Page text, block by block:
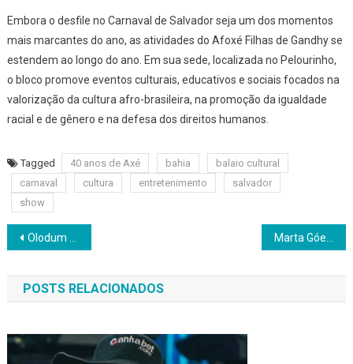
Embora o desfile no Carnaval de Salvador seja um dos momentos
mais marcantes do ano, as atividades do Afoxé Filhas de Gandhy se
estendem ao longo do ano. Em sua sede, localizada no Pelourinho,
o bloco promove eventos culturais, educativos e sociais focados na
valorização da cultura afro-brasileira, na promoção da igualdade
racial e de gênero e na defesa dos direitos humanos.
Tagged 40 anos de Axé bahia
balaio cultural
carnaval
cultura entretenimento
salvador
show
Navegação
de
Post
Olodum confirma programação oficial para o Carnaval 2025
POSTS RELACIONADOS